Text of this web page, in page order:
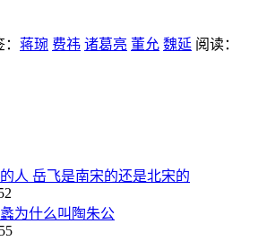
蒋琬 费祎 诸葛亮 董允 魏延 阅读：
人 岳飞是南宋的还是北宋的
为什么叫陶朱公